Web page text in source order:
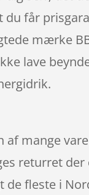
får
mærke
lave
af mange
returret
fleste i